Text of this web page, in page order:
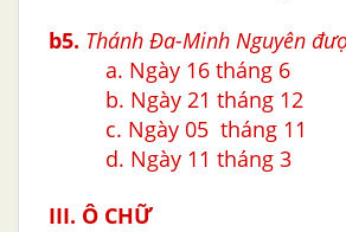
b5. Thánh Ða-Minh Nguyên
a. Ngày 16 tháng
b. Ngày 21 tháng 12
c. Ngày 05 tháng 11
d. Ngày 11 tháng 3
III. Ô CHỮ